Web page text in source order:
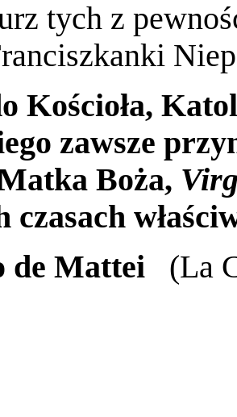
tych z
Kościoła,
zawsze
Boża,
czasach
de Mattei
(La